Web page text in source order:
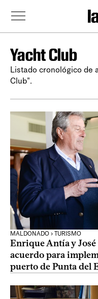
Yacht Club
Listado cronológico de
Club".
MALDONADO › TURISMO
Enrique Antía y
acuerdo para
puerto de Punta del